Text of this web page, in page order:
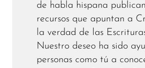
de habla hispana
recursos que apuntan a
la verdad de las
Nuestro deseo ha sido
personas como tú a